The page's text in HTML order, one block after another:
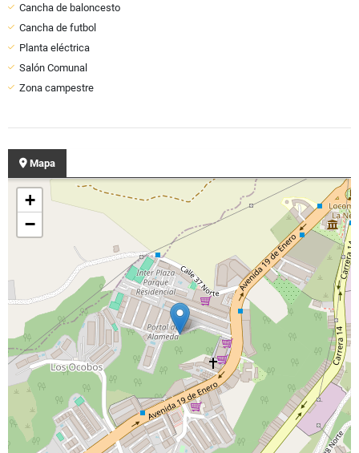
Cancha de baloncesto
Cancha de futbol
Planta eléctrica
Salón Comunal
Zona campestre
Mapa
+
−